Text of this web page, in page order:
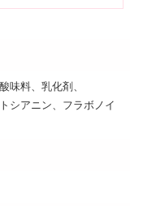
味料、乳化剤、
シアニン、フラボノイ